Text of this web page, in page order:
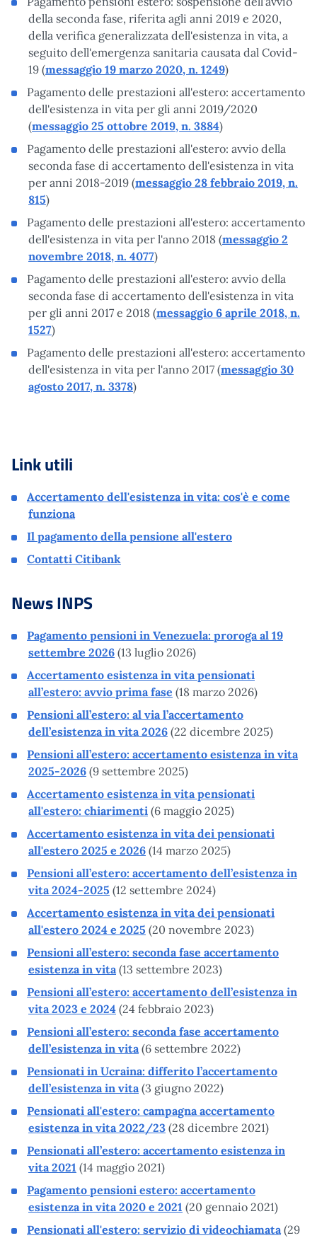
della seconda fase, riferita agli anni 2019 e 2020,
della verifica generalizzata dell'esistenza in vita, a
seguito dell'emergenza sanitaria causata dal Covid-
19 (messaggio 19 marzo 2020, n. 1249)
Pagamento delle prestazioni all'estero: accertamento
dell'esistenza in vita per gli anni 2019/2020
(messaggio 25 ottobre 2019, n. 3884)
Pagamento delle prestazioni all'estero: avvio della
seconda fase di accertamento dell'esistenza in vita
per anni 2018-2019 (messaggio 28 febbraio 2019, n.
815)
Pagamento delle prestazioni all'estero: accertamento
dell'esistenza in vita per l'anno 2018 (messaggio 2
novembre 2018, n. 4077)
Pagamento delle prestazioni all'estero: avvio della
seconda fase di accertamento dell'esistenza in vita
per gli anni 2017 e 2018 (messaggio 6 aprile 2018, n.
1527)
Pagamento delle prestazioni all'estero: accertamento
dell'esistenza in vita per l'anno 2017 (messaggio 30
agosto 2017, n. 3378)
Link utili
Accertamento dell'esistenza in vita: cos'è e come
funziona
Il pagamento della pensione all'estero
Contatti Citibank
News INPS
Pagamento pensioni in Venezuela: proroga al 19
settembre 2026 (13 luglio 2026)
Accertamento esistenza in vita pensionati
all’estero: avvio prima fase (18 marzo 2026)
Pensioni all’estero: al via l’accertamento
dell’esistenza in vita 2026 (22 dicembre 2025)
Pensioni all’estero: accertamento esistenza in vita
2025-2026 (9 settembre 2025)
Accertamento esistenza in vita pensionati
all'estero: chiarimenti (6 maggio 2025)
Accertamento esistenza in vita dei pensionati
all'estero 2025 e 2026 (14 marzo 2025)
Pensioni all’estero: accertamento dell’esistenza in
vita 2024-2025 (12 settembre 2024)
Accertamento esistenza in vita dei pensionati
all'estero 2024 e 2025 (20 novembre 2023)
Pensioni all’estero: seconda fase accertamento
esistenza in vita (13 settembre 2023)
Pensioni all’estero: accertamento dell’esistenza in
vita 2023 e 2024 (24 febbraio 2023)
Pensioni all’estero: seconda fase accertamento
dell’esistenza in vita (6 settembre 2022)
Pensionati in Ucraina: differito l’accertamento
dell’esistenza in vita (3 giugno 2022)
Pensionati all'estero: campagna accertamento
esistenza in vita 2022/23 (28 dicembre 2021)
Pensionati all’estero: accertamento esistenza in
vita 2021 (14 maggio 2021)
Pagamento pensioni estero: accertamento
esistenza in vita 2020 e 2021 (20 gennaio 2021)
Pensionati all'estero: servizio di videochiamata (29